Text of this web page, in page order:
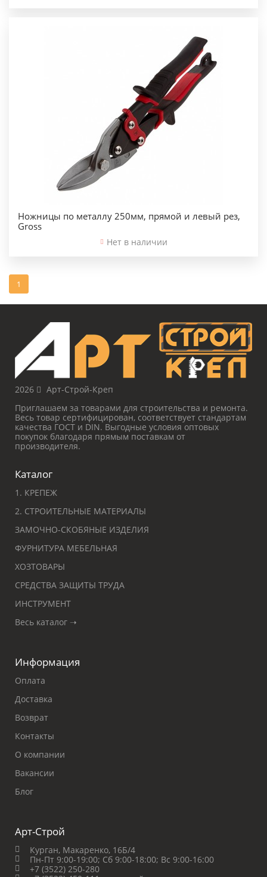
Ножницы по металлу 250мм, прямой и левый рез,
Gross
Нет в наличии
1
2026
Арт-Строй-Креп
Приглашаем за товарами для строительства и ремонта.
Весь товар сертифицирован, соответствует стандартам
качества ГОСТ и DIN. Выгодные условия оптовых
покупок благодаря прямым поставкам от
производителя.
Каталог
1. КРЕПЕЖ
2. СТРОИТЕЛЬНЫЕ МАТЕРИАЛЫ
ЗАМОЧНО-СКОБЯНЫЕ ИЗДЕЛИЯ
ФУРНИТУРА МЕБЕЛЬНАЯ
ХОЗТОВАРЫ
СРЕДСТВА ЗАЩИТЫ ТРУДА
ИНСТРУМЕНТ
Весь каталог ➝
Информация
Оплата
Доставка
Возврат
Контакты
О компании
Вакансии
Блог
Арт-Строй
Курган, Макаренко, 16Б/4
Пн-Пт 9:00-19:00; Сб 9:00-18:00; Вс 9:00-16:00
+7 (3522) 250-280